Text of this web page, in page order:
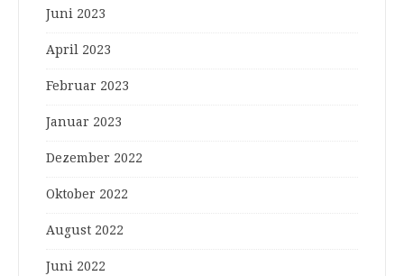
Juni 2023
April 2023
Februar 2023
Januar 2023
Dezember 2022
Oktober 2022
August 2022
Juni 2022